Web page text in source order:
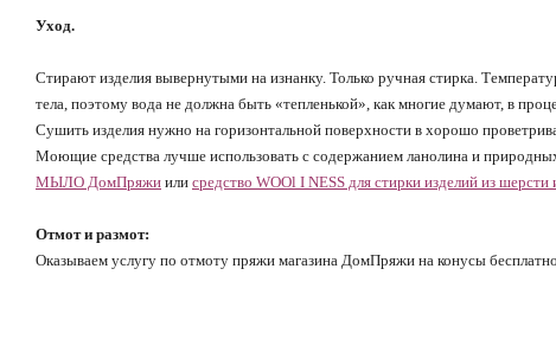
Уход.
Стирают изделия вывернутыми на изнанку. Только ручная стирка.
тела, поэтому вода не должна быть «тепленькой», как многие думают, в
Сушить изделия нужно на горизонтальной поверхности в хорошо
Моющие средства лучше использовать с содержанием ланолина и
МЫЛО ДомПряжи или средство WOOl I NESS для стирки изделий из
Отмот и размот:
Оказываем услугу по отмоту пряжи магазина ДомПряжи на конусы